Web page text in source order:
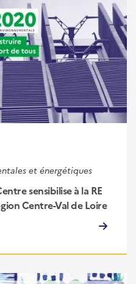
et énergétiques
sensibilise à la RE
Centre-Val de Loire